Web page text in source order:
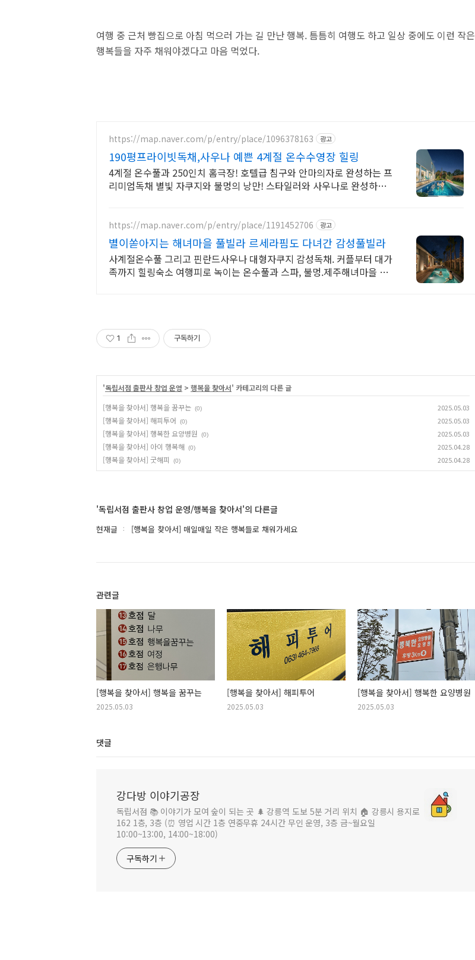
여행 중 근처 빵집으로 아침 먹으러 가는 길 만난 행복. 틈틈히 여행도 하고 일상 중에도 이런 작은
행복들을 자주 채워야겠다고 마음 먹었다.
https://map.naver.com/p/entry/place/1096378163 광고
190평프라이빗독채,사우나 예쁜 4계절 온수수영장 힐링
4계절 온수풀과 250인치 홈극장! 호텔급 침구와 안마의자로 완성하는 프
리미엄독채 별빛 자쿠지와 불멍의 낭만! 스타일러와 사우나로 완성하는
https://map.naver.com/p/entry/place/1191452706 광고
별이쏟아지는 해녀마을 풀빌라 르세라핌도 다녀간 감성풀빌라
사계절온수풀 그리고 핀란드사우나 대형자쿠지 감성독채. 커플부터 대가
족까지 힐링숙소 여행피로 녹이는 온수풀과 스파, 불멍.제주해녀마을 돌
1 구독하기
'독립서점 출판사 창업 운영 > 행복을 찾아서' 카테고리의 다른 글
[행복을 찾아서] 행복을 꿈꾸는 (0) 2025.05.03
[행복을 찾아서] 해피투어 (0) 2025.05.03
[행복을 찾아서] 행복한 요양병원 (0) 2025.05.03
[행복을 찾아서] 아이 행복해 (0) 2025.04.28
[행복을 찾아서] 굿해피 (0) 2025.04.28
'독립서점 출판사 창업 운영/행복을 찾아서'의 다른글
현재글 [행복을 찾아서] 매일매일 작은 행복들로 채워가세요
관련글
[행복을 찾아서] 행복을 꿈꾸는
2025.05.03
[행복을 찾아서] 해피투어
2025.05.03
[행복을 찾아서] 행복한 요양병원
2025.05.03
댓글
강다방 이야기공장
독립서점 📚 이야기가 모여 숲이 되는 곳 🌲 강릉역 도보 5분 거리 위치 🏠 강릉시 용지로
162 1층, 3층 (⏰ 영업 시간 1층 연중무휴 24시간 무인 운영, 3층 금~월요일
10:00~13:00, 14:00~18:00)
구독하기